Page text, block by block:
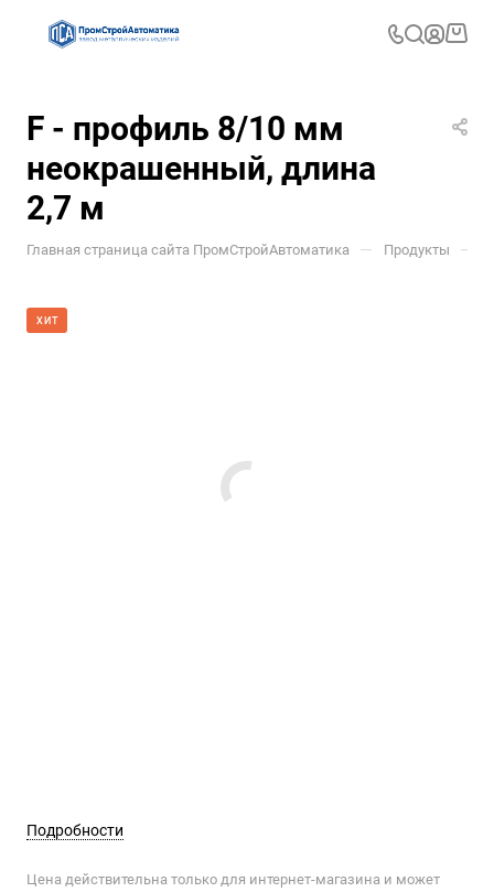
F - профиль 8/10 мм
неокрашенный, длина
2,7 м
Главная страница сайта ПромСтройАвтоматика — Продукты —
ХИТ
Подробности
Цена действительна только для интернет-магазина и может